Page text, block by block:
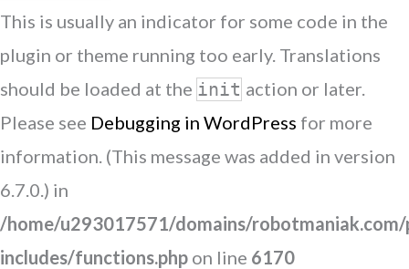
This is usually an indicator for some code in the
plugin or theme running too early. Translations
should be loaded at the init action or later.
Please see Debugging in WordPress for more
information. (This message was added in version
6.7.0.) in
/home/u293017571/domains/
includes/functions.php on line 6170